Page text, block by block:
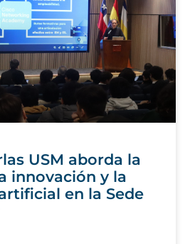
USM aborda la
innovación y la
en la Sede